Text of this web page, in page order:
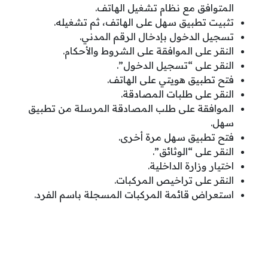
المتوافق مع نظام تشغيل الهاتف.
تثبيت تطبيق سهل على الهاتف، ثم تشغيله.
تسجيل الدخول بإدخال الرقم المدني.
النقر على الموافقة على الشروط والأحكام.
النقر على “تسجيل الدخول”.
فتح تطبيق هويتي على الهاتف.
النقر على طلبات المصادقة.
الموافقة على طلب المصادقة المرسلة من تطبيق
سهل.
فتح تطبيق سهل مرة أخرى.
النقر على “الوثائق”.
اختيار وزارة الداخلية.
النقر على تراخيص المركبات.
استعراض قائمة المركبات المسجلة باسم الفرد.